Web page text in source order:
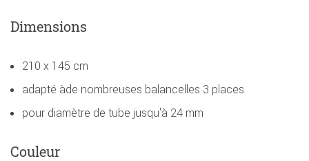
Dimensions
210 x 145 cm
adapté àde nombreuses balancelles 3 places
pour diamètre de tube jusqu'à 24 mm
Couleur